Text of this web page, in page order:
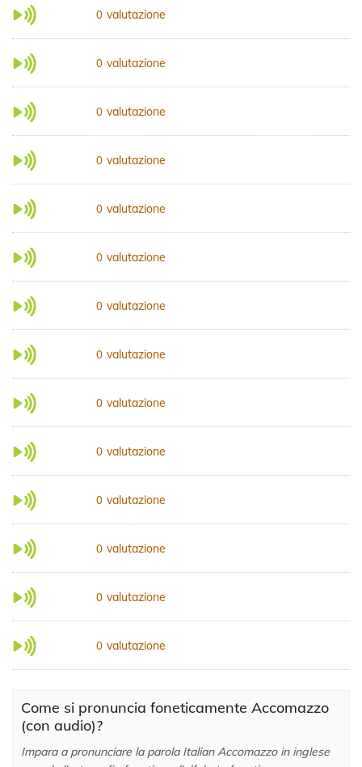
0 valutazione
0 valutazione
0 valutazione
0 valutazione
0 valutazione
0 valutazione
0 valutazione
0 valutazione
0 valutazione
0 valutazione
0 valutazione
0 valutazione
0 valutazione
0 valutazione
Come si pronuncia foneticamente Accomazzo
(con audio)?
Impara a pronunciare la parola Italian Accomazzo in inglese